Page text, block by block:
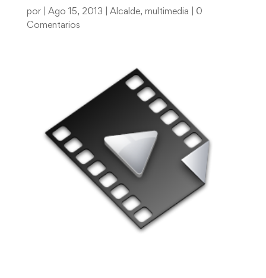
por Ago 15, 2013 Alcalde, multimedia
0
Comentarios